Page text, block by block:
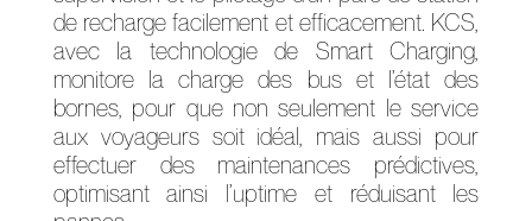
de recharge facilement et efficacement. KCS,
avec la technologie de Smart Charging,
monitore la charge des bus et l’état des
bornes, pour que non seulement le service
aux voyageurs soit idéal, mais aussi pour
effectuer des maintenances prédictives,
optimisant ainsi l’uptime et réduisant les